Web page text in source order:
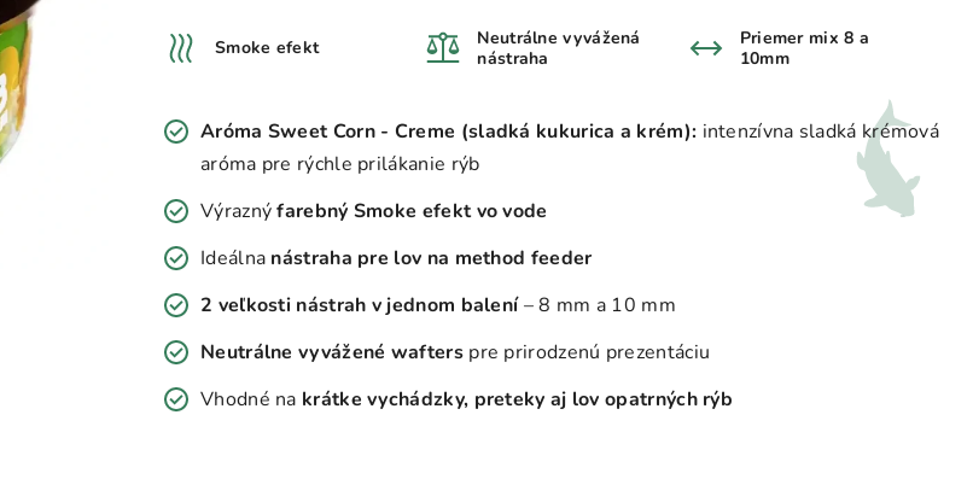
Smoke efekt
Neutrálne vyvážená
nástraha
Priemer mix 8 a
10mm
Aróma Sweet Corn - Creme (sladká kukurica a krém): intenzívna sladká krémová
aróma pre rýchle prilákanie rýb
Výraznýfarebný Smoke efekt vo vode
Ideálna nástraha pre lov na method feeder
2 veľkosti nástrah v jednom balení– 8 mm a 10 mm
Neutrálne vyvážené wafterspre prirodzenú prezentáciu
Vhodné na krátke vychádzky, preteky aj lov opatrných rýb